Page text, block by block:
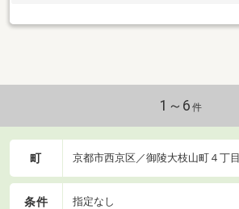
1～6 件
町 京都市西京区／御陵大枝山町４丁目
条件 指定なし